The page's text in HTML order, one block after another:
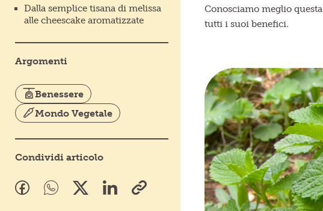
Dalla semplice tisana di melissa
alle cheescake aromatizzate
Argomenti
Benessere
Mondo Vegetale
Condividi articolo
Conosciamo meglio questa
tutti i suoi benefici.